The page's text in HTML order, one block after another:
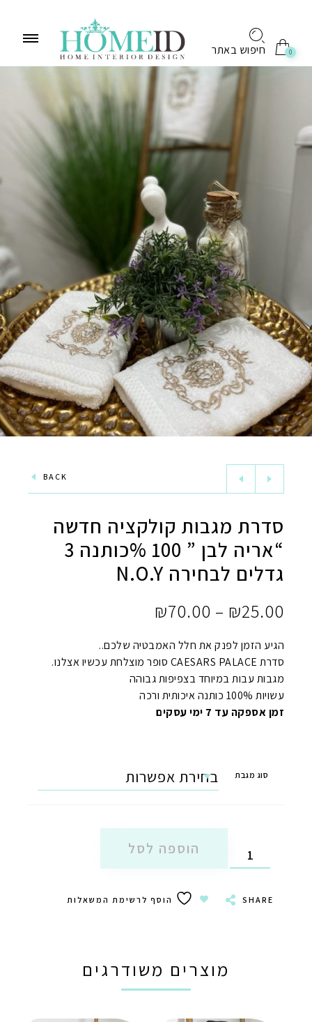
חיפוש באתר 0
BACK
סדרת מגבות קולקציה חדשה
“אריה לבן ” 100 %כותנה 3
גדלים לבחירה N.O.Y
₪25.00
–
₪70.00
מחירים:
⁦₪25.00⁩
עד
הגיע הזמן לפנק את חלל האמבטיה שלכם..
סדרת CAESARS PALACE סופר מוצלחת עכשיו אצלנו.
מגבות עבות במיוחד בצפיפות גבוהה
עשויות 100% כותנה איכותית ורכה
זמן אספקה עד 7 ימי עסקים
סוג מגבת
הוספה לסל
SHARE הוסף לרשימת המשאלות
מוצרים משודרגים